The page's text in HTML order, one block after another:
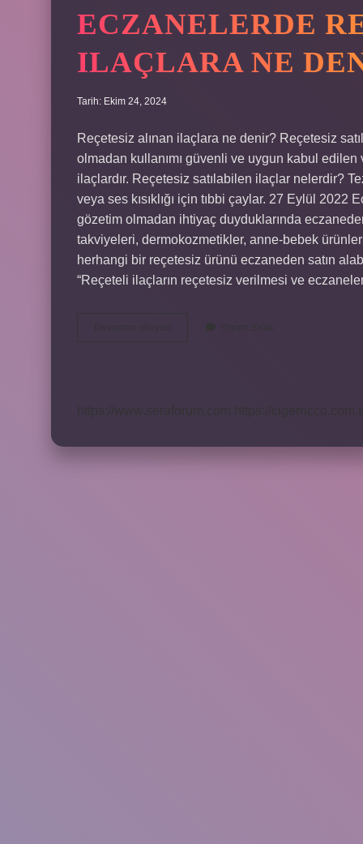
ECZANELERDE
ILAÇLARA NE
Tarih: Ekim 24, 2024
Reçetesiz alınan ilaçlara ne denir? Reçetesiz
olmadan kullanımı güvenli ve uygun kabul edilen
ilaçlardır. Reçetesiz satılabilen ilaçlar nelerdir?
veya ses kısıklığı için tıbbi çaylar. 27 Eylül
gözetim olmadan ihtiyaç duyduklarında
takviyeleri, dermokozmetikler, anne-bebek
herhangi bir reçetesiz ürünü eczaneden satın
“Reçeteli ilaçların reçetesiz verilmesi ve